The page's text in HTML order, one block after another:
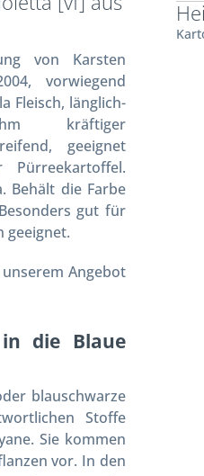
von Karsten
vorwiegend
Fleisch, länglich-
kräftiger
geeignet
Behält die Farbe
gut für
geeignet.
Angebot
die Blaue
blauschwarze
Stoffe
Sie kommen
vor. In den